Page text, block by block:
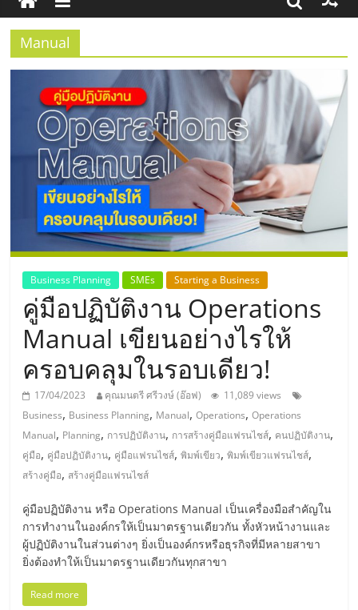
ธุรกิจ
SME
แห่ง
ประเทศไทย,
ThaiSMEsCenter,
รวม
ธุรกิจ
เอ
ส
เอ็
มอี
ไทย,
SMEs,
แฟ
Manual
Business Planning SMEs Starting a Business
คู่มือปฏิบัติงาน Operations
Manual เขียนอย่างไรให้
ครอบคลุมในรอบเดียว!
17/04/2023 คุณมนตรี ศรีวงษ์ (อ๊อฟ)
11,089 views
Business, Business Planning, Manual,Operations,Operations
Manual, Planning, การปฏิบัติงาน, การสร้างคู่มือแฟรนไชส์, คนปฏิบัติงาน,
คู่มือ, คู่มือปฏิบัติงาน, คู่มือแฟรนไชส์,พิมพ์เขียว,พิมพ์เขียวแฟรนไชส์,
สร้างคู่มือ, สร้างคู่มือแฟรนไชส์
คู่มือปฏิบัติงาน หรือ Operations Manual เป็นเครื่องมือสำคัญใน
การทำงานในองค์กรให้เป็นมาตรฐานเดียวกัน ทั้งหัวหน้างานและ
ผู้ปฏิบัติงานในส่วนต่างๆ ยิ่งเป็นองค์กรหรือธุรกิจที่มีหลายสาขา
ยิ่งต้องทำให้เป็นมาตรฐานเดียวกันทุกสาขา
Read more